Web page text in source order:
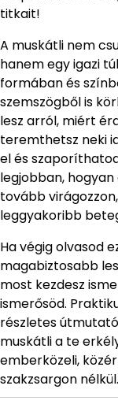
titkait!
A muskátli nem
hanem egy igazi
formában és
szemszögből is
lesz arról, miért
teremthetsz neki
el és
legjobban,
tovább
leggyakoribb
Ha végig olvasod
magabiztosabb
most kezdesz
ismerősöd.
részletes
muskátli a te
emberközeli,
szakzsargon nélkül.